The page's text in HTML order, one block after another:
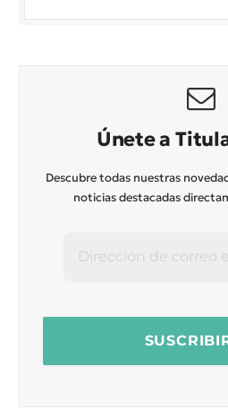
Únete a
Descubre todas nuestras
noticias destacadas